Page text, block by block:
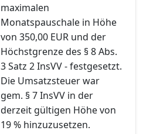
maximalen
Monatspauschale in Höhe
von 350,00 EUR und der
Höchstgrenze des § 8 Abs.
3 Satz 2 InsVV - festgesetzt.
Die Umsatzsteuer war
gem. § 7 InsVV in der
derzeit gültigen Höhe von
19 % hinzuzusetzen.